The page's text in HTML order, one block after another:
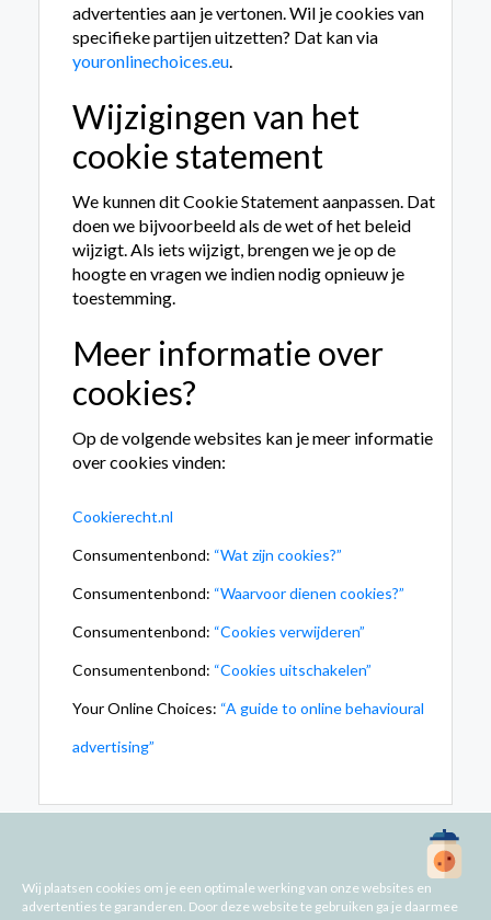
advertenties aan je vertonen. Wil je cookies van
specifieke partijen uitzetten? Dat kan via
youronlinechoices.eu.
Wijzigingen van het
cookie statement
We kunnen dit Cookie Statement aanpassen. Dat
doen we bijvoorbeeld als de wet of het beleid
wijzigt. Als iets wijzigt, brengen we je op de
hoogte en vragen we indien nodig opnieuw je
toestemming.
Meer informatie over
cookies?
Op de volgende websites kan je meer informatie
over cookies vinden:
Cookierecht.nl
Consumentenbond: “Wat zijn cookies?”
Consumentenbond: “Waarvoor dienen cookies?”
Consumentenbond: “Cookies verwijderen”
Consumentenbond: “Cookies uitschakelen”
Your Online Choices: “A guide to online behavioural
advertising”
Privacy
Statement|Cookie Statement|Disclaimer
Wij plaatsen cookies om je een optimale werking van onze websites en
advertenties te garanderen. Door deze website te gebruiken ga je daarmee